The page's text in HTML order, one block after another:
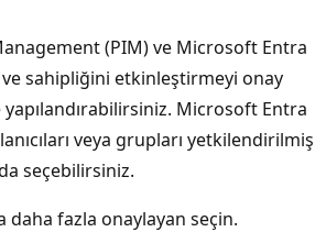
(PIM) ve Microsoft Entra
sahipliğini etkinleştirmeyi onay
Microsoft Entra
veya grupları yetkilendirilmiş
seçebilirsiniz.
daha fazla onaylayan seçin.